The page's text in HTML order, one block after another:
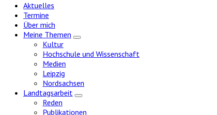
Aktuelles
Termine
Über mich
Meine Themen
Zeige
Kultur
Hochschule und Wissenschaft
Medien
Leipzig
Nordsachsen
Landtagsarbeit
Zeige
Reden
Publikationen